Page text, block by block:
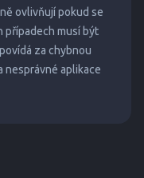
ovlivňují pokud se
případech musí být
za chybnou
nesprávné aplikace